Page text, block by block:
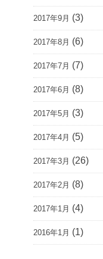
2017年9月 (3)
2017年8月 (6)
2017年7月 (7)
2017年6月 (8)
2017年5月 (3)
2017年4月 (5)
2017年3月 (26)
2017年2月 (8)
2017年1月 (4)
2016年1月 (1)